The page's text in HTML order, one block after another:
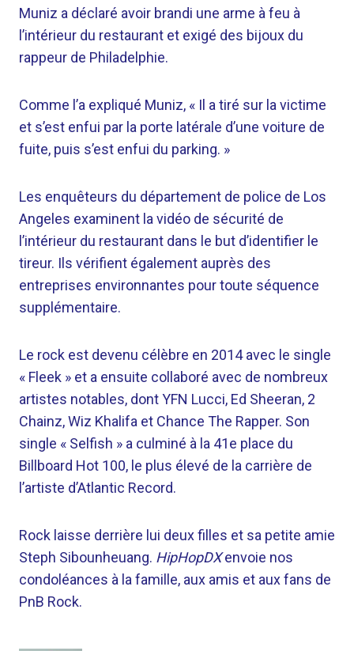
Muniz a déclaré avoir brandi une arme à feu à
l’intérieur du restaurant et exigé des bijoux du
rappeur de Philadelphie.
Comme l’a expliqué Muniz, « Il a tiré sur la victime
et s’est enfui par la porte latérale d’une voiture de
fuite, puis s’est enfui du parking. »
Les enquêteurs du département de police de Los
Angeles examinent la vidéo de sécurité de
l’intérieur du restaurant dans le but d’identifier le
tireur. Ils vérifient également auprès des
entreprises environnantes pour toute séquence
supplémentaire.
Le rock est devenu célèbre en 2014 avec le single
« Fleek » et a ensuite collaboré avec de nombreux
artistes notables, dont YFN Lucci, Ed Sheeran, 2
Chainz, Wiz Khalifa et Chance The Rapper. Son
single « Selfish » a culminé à la 41e place du
Billboard Hot 100, le plus élevé de la carrière de
l’artiste d’Atlantic Record.
Rock laisse derrière lui deux filles et sa petite amie
Steph Sibounheuang. HipHopDXenvoie nos
condoléances à la famille, aux amis et aux fans de
PnB Rock.